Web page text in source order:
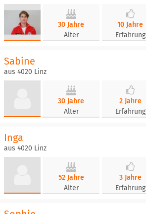
30 Jahre
Alter
10 Jahre
Erfahrung
Sabine
aus 4020 Linz
30 Jahre
Alter
2 Jahre
Erfahrung
Inga
aus 4020 Linz
52 Jahre
Alter
3 Jahre
Erfahrung